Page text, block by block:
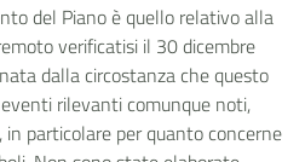
del Piano è quello relativo alla
verificatisi il 30 dicembre
dalla circostanza che questo
rilevanti comunque noti,
particolare per quanto concerne